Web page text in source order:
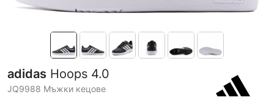
adidas Hoops 4.0
JQ9988 Мъжки кецове